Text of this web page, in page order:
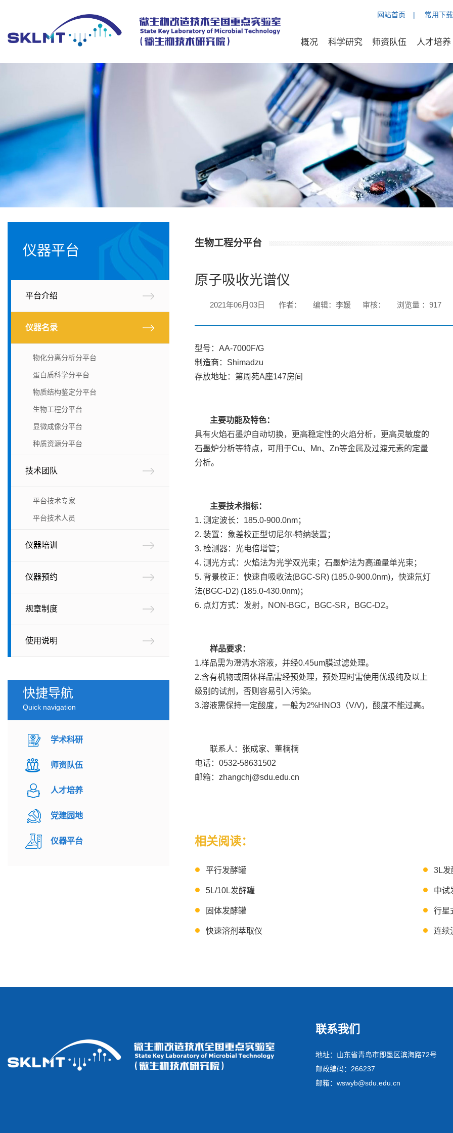
网站首页 | 常用下载
概况 科学研究 师资队伍 人才培养
仪器平台
平台介绍
仪器名录
物化分离分析分平台
蛋白质科学分平台
物质结构鉴定分平台
生物工程分平台
显微成像分平台
种质资源分平台
技术团队
平台技术专家
平台技术人员
仪器培训
仪器预约
规章制度
使用说明
快捷导航
Quick navigation
学术科研
师资队伍
人才培养
党建园地
仪器平台
生物工程分平台
原子吸收光谱仪
2021年06月03日 作者： 编辑：李媛 审核： 浏览量 ： 917
型号：AA-7000F/G
制造商：Shimadzu
存放地址：第周苑A座147房间
主要功能及特色：
具有火焰石墨炉自动切换，更高稳定性的火焰分析，更高灵敏度的
石墨炉分析等特点，可用于Cu、Mn、Zn等金属及过渡元素的定量
分析。
主要技术指标：
1. 测定波长：185.0-900.0nm；
2. 装置：象差校正型切尼尔-特纳装置；
3. 检测器：光电倍增管；
4. 测光方式：火焰法为光学双光束；石墨炉法为高通量单光束；
5. 背景校正：快速自吸收法(BGC-SR) (185.0-900.0nm)，快速氘灯
法(BGC-D2) (185.0-430.0nm)；
6. 点灯方式：发射，NON-BGC，BGC-SR，BGC-D2。
样品要求：
1.样品需为澄清水溶液，并经0.45um膜过滤处理。
2.含有机物或固体样品需经预处理，预处理时需使用优级纯及以上
级别的试剂，否则容易引入污染。
3.溶液需保持一定酸度，一般为2%HNO3（V/V)，酸度不能过高。
联系人：张成家、董楠楠
电话：0532-58631502
邮箱：zhangchj@sdu.edu.cn
相关阅读：
平行发酵罐 3L发
5L/10L发酵罐 中试
固体发酵罐 行星
快速溶剂萃取仪 连续
联系我们
地址：山东省青岛市即墨区滨海路72号
邮政编码：266237
邮箱：wswyb@sdu.edu.cn